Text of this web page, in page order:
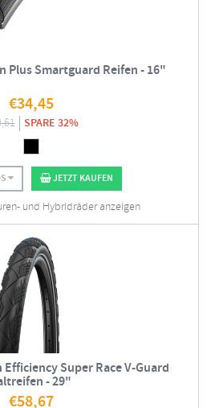
Plus Smartguard Reifen - 16"
€34,45
SPARE 32%
JETZT KAUFEN
und Hybridräder anzeigen
Super Race V-Guard
- 29"
€58,67